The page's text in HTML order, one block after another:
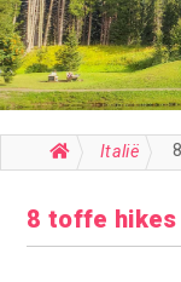
Italië
8 toffe hikes